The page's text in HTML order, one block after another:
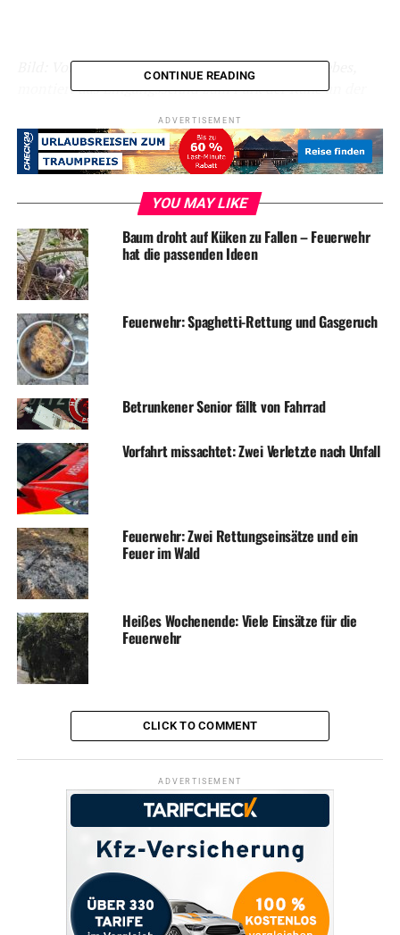
Bild: Volker Wiegand, Mitarbeiter des Stadtbetriebes,
montiert das Eingangsschild zum Park der Ruhe an der
NEWS STADTVERWALTUNG
UP NEXT
Bürgerbüro und Stadtbücherei am Samstag geschlossen
DON'T MISS
Sperrung Köhlerwaldstraße
CONTINUE READING
ADVERTISEMENT
YOU MAY LIKE
Baum droht auf Küken zu Fallen – Feuerwehr
hat die passenden Ideen
Feuerwehr: Spaghetti-Rettung und Gasgeruch
Betrunkener Senior fällt von Fahrrad
Vorfahrt missachtet: Zwei Verletzte nach Unfall
Feuerwehr: Zwei Rettungseinsätze und ein
Feuer im Wald
Heißes Wochenende: Viele Einsätze für die
Feuerwehr
CLICK TO COMMENT
ADVERTISEMENT